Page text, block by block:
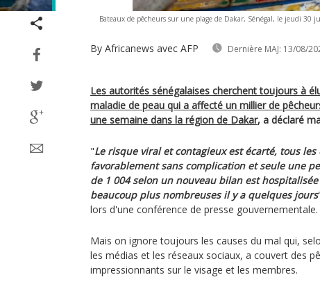
Bateaux de pêcheurs sur une plage de Dakar, Sénégal, le jeudi 30
By Africanews avec AFP Dernière MAJ: 13/08/
Les autorités sénégalaises cherchent toujours à
maladie de peau qui a affecté un millier de
une semaine dans la région de Dakar, a déclaré
"Le risque viral et contagieux est écarté, tous les
favorablement sans complication et seule une
de 1 004 selon un nouveau bilan est
beaucoup plus nombreuses il y a quelques jours
lors d'une conférence de presse gouvernementale.
Mais on ignore toujours les causes du mal qui,
les médias et les réseaux sociaux, a couvert des
impressionnants sur le visage et les membres.